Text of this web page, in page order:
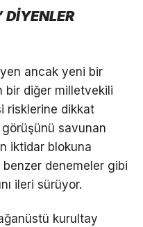
DİYENLER
ancak yeni bir
bir diğer milletvekili
risklerine dikkat
görüşünü savunan
iktidar blokuna
denemeler gibi
ileri sürüyor.
kurultay